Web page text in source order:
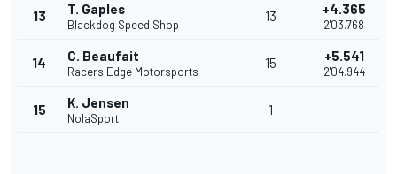
13 T. Gaples
Blackdog Speed Shop
13 +4.365
2'03.768
14 C. Beaufait
Racers Edge Motorsports
15 +5.541
2'04.944
15 K. Jensen
NolaSport
1